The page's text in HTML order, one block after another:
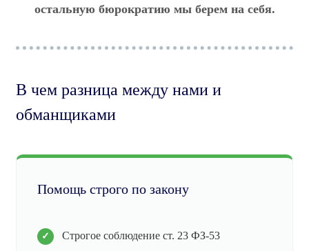
остальную бюрократию мы берем на себя.
В чем разница между нами и
обманщиками
Помощь строго по закону
Строгое соблюдение ст. 23 ФЗ-53